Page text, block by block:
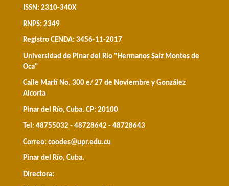
ISSN: 2310-340X
RNPS: 2349
Registro CENDA: 3456-11-2017
Universidad de Pinar del Río "Hermanos Saíz Montes de
Oca"
Calle Martí No. 300 e/ 27 de Noviembre y González
Alcorta
Pinar del Río, Cuba. CP: 20100
Tel: 48755032 - 48728642 - 48728643
Correo: coodes@upr.edu.cu
Pinar del Río, Cuba.
Directora: